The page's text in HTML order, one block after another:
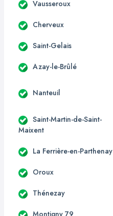
Vausseroux
Cherveux
Saint-Gelais
Azay-le-Brûlé
Nanteuil
Saint-Martin-de-Saint-
Maixent
La Ferrière-en-Parthenay
Oroux
Thénezay
Montigny 79